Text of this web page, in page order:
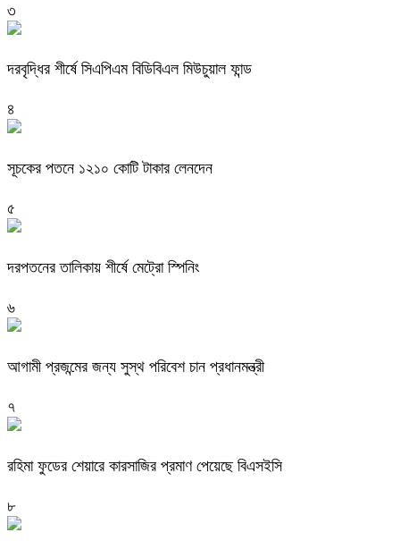
৩
দরবৃদ্ধির শীর্ষে সিএপিএম বিডিবিএল মিউচুয়াল ফান্ড
৪
সূচকের পতনে ১২১০ কোটি টাকার লেনদেন
৫
দরপতনের তালিকায় শীর্ষে মেট্রো স্পিনিং
৬
আগামী প্রজন্মের জন্য সুস্থ পরিবেশ চান প্রধানমন্ত্রী
৭
রহিমা ফুডের শেয়ারে কারসাজির প্রমাণ পেয়েছে বিএসইসি
৮